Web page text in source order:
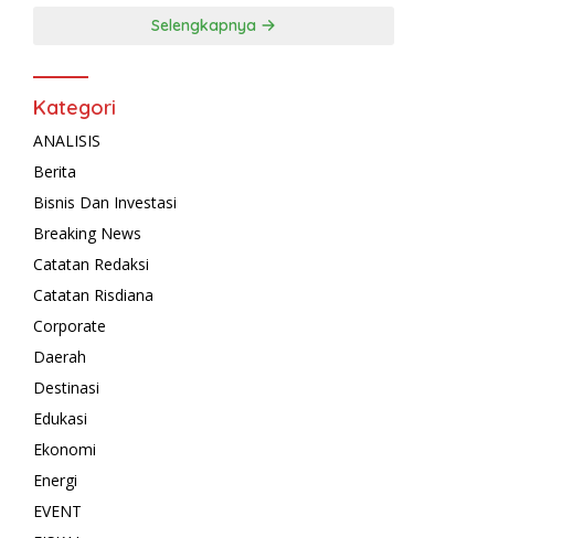
Selengkapnya
Kategori
ANALISIS
Berita
Bisnis Dan Investasi
Breaking News
Catatan Redaksi
Catatan Risdiana
Corporate
Daerah
Destinasi
Edukasi
Ekonomi
Energi
EVENT